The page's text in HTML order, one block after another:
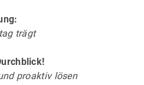
trägt
proaktiv lösen